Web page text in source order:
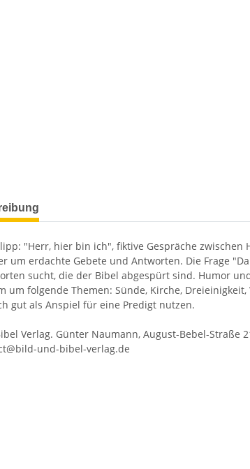
"Herr, hier bin ich", fiktive Gespräche zwischen
um erdachte Gebete und Antworten. Die Frage
sucht, die der Bibel abgespürt sind. Humor
um folgende Themen: Sünde, Kirche,
gut als Anspiel für eine Predigt nutzen.
Verlag. Günter Naumann, August-Bebel-Straße
und-bibel-verlag.de